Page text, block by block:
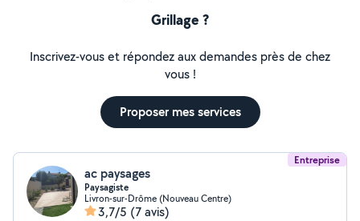
Grillage ?
Inscrivez-vous et répondez aux demandes près de chez
vous !
Proposer mes services
Entreprise
ac paysages
Paysagiste
Livron-sur-Drôme (Nouveau Centre)
3,7/5 (7 avis)